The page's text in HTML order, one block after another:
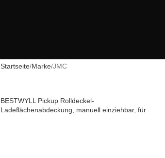
Startseite Marke JMC
BESTWYLL Pickup Rolldeckel-
Ladeflächenabdeckung, manuell einziehbar, für